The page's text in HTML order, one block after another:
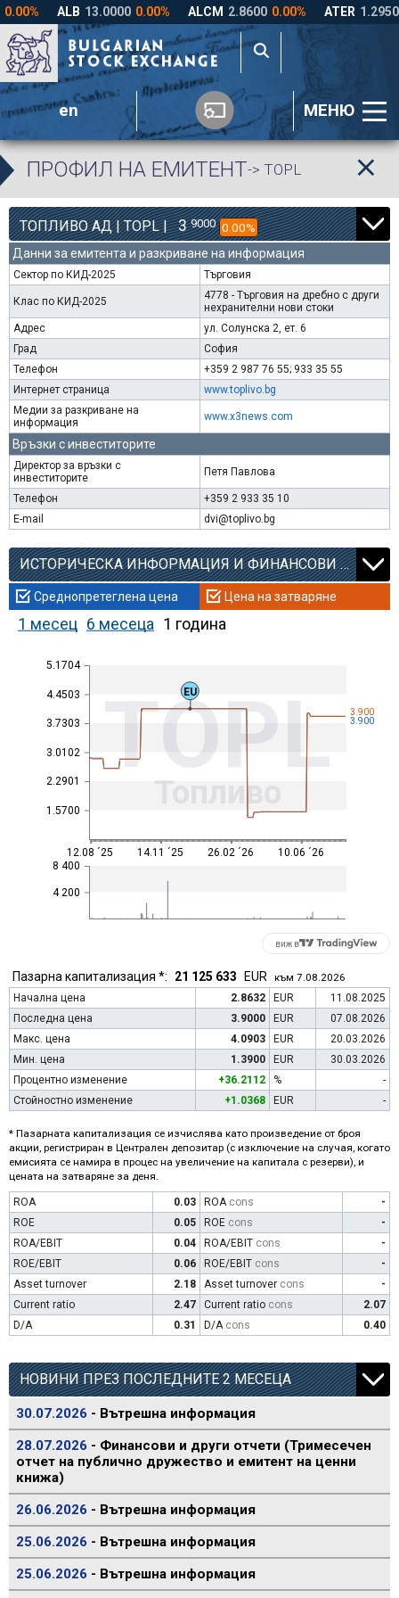
en МЕНЮ
ПРОФИЛ НА ЕМИТЕНТ-> TOPL
ТОПЛИВО АД | TOPL | 3 9000 0.00%
Данни за емитента и разкриване на информация
Сектор по КИД-2025 Търговия
Клас по КИД-2025
4778 - Търговия на дребно с други
нехранителни нови стоки
Адрес
ул. Солунска 2, ет. 6
Град
София
Телефон
+359 2 987 76 55; 933 35 55
Интернет страница
www.toplivo.bg
Медии за разкриване на
информация
www.x3news.com
Връзки с инвеститорите
Директор за връзки с
инвеститорите
Петя Павлова
Телефон
+359 2 933 35 10
E-mail
dvi@toplivo.bg
ИСТОРИЧЕСКА ИНФОРМАЦИЯ И ФИНАНСОВИ КОЕФИЦИЕНТИ
Среднопретеглена цена Цена на затваряне
1 месец 6 месеца 1 година
1.5700
2.2901
3.0102
3.7303
4.4503
5.1704
TOPL
Топливо
4 200
8 400
3.900
3.900
12.08 ´25 14.11 ´25 26.02 ´26 10.06 ´26
EU
виж в
Пазарна капитализация *: 21 125 633 EUR към 7.08.2026
Начална цена
2.8632 EUR
11.08.2025
Последна цена
3.9000 EUR
07.08.2026
Макс. цена
4.0903 EUR
20.03.2026
Мин. цена
1.3900 EUR
30.03.2026
Процентно изменение
+36.2112 %
-
Стойностно изменение
+1.0368 EUR -
* Пазарната капитализация се изчислява като произведение от броя
акции, регистриран в Централен депозитар (с изключение на случая, когато
емисията се намира в процес на увеличение на капитала с резерви), и
цената на затваряне за деня.
ROA 0.03 ROA cons
-
ROE
0.05 ROE cons
-
ROA/EBIT
0.04 ROA/EBIT cons
-
ROE/EBIT
0.06 ROE/EBIT cons
-
Asset turnover
2.18 Asset turnover cons
-
Current ratio
2.47 Current ratio cons
2.07
D/A
0.31 D/A cons 0.40
НОВИНИ ПРЕЗ ПОСЛЕДНИТЕ 2 МЕСЕЦА
30.07.2026 - Вътрешна информация
28.07.2026 - Финансови и други отчети (Тримесечен
отчет на публично дружество и емитент на ценни
книжа)
26.06.2026 - Вътрешна информация
25.06.2026 - Вътрешна информация
25.06.2026 - Вътрешна информация